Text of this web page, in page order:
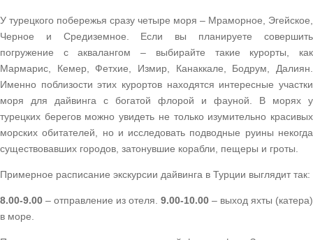
У турецкого побережья сразу четыре моря – Мраморное, Эгейское,
Черное и Средиземное. Если вы планируете совершить
погружение с аквалангом – выбирайте такие курорты, как
Мармарис, Кемер, Фетхие, Измир, Канаккале, Бодрум, Далиян.
Именно поблизости этих курортов находятся интересные участки
моря для дайвинга с богатой флорой и фауной. В морях у
турецких берегов можно увидеть не только изумительно красивых
морских обитателей, но и исследовать подводные руины некогда
существовавших городов, затонувшие корабли, пещеры и гроты.
Примерное расписание экскурсии дайвинга в Турции выглядит так:
8.00-9.00 – отправление из отеля. 9.00-10.00 – выход яхты (катера)
в море.